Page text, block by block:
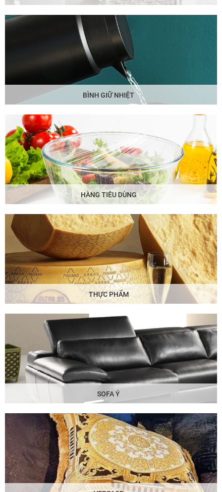
BÌNH GIỮ NHIỆT
HÀNG TIÊU DÙNG
THỰC PHẨM
SOFA Ý